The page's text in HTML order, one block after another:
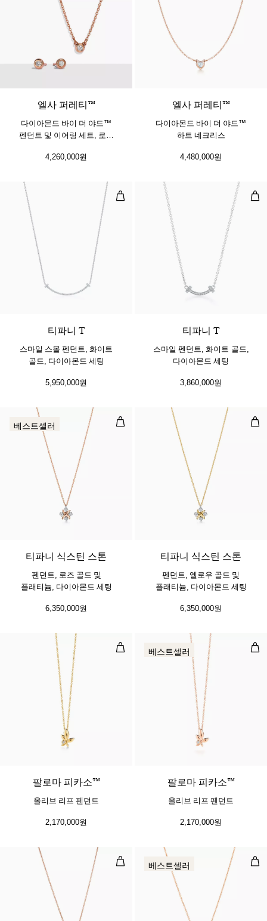
엘사 퍼레티™
다이아몬드 바이 더 야드™
펜던트 및 이어링 세트, 로즈
4,260,000원
엘사 퍼레티™
다이아몬드 바이 더 야드™
하트 네크리스
4,480,000원
스마일 스몰 펜던트, 화이트 골드,
3 소재
티파니 T
스마일 스몰 펜던트, 화이트
골드, 다이아몬드 세팅
5,950,000원
스
티파니 T
스마일 펜던트, 화이트 골드,
다이아몬드 세팅
3,860,000원
펜던트, 로즈 골드 및 플래티늄, 다
베스트셀러
티파니 식스틴 스톤
펜던트, 로즈 골드 및
플래티늄, 다이아몬드 세팅
6,350,000원
펜
티파니 식스틴 스톤
펜던트, 옐로우 골드 및
플래티늄, 다이아몬드 세팅
6,350,000원
올리브 리프 펜던트
2 소재
팔로마 피카소™
올리브 리프 펜던트
2,170,000원
올
베스트셀러
팔로마 피카소™
올리브 리프 펜던트
2,170,000원
오픈 하트 펜던트 오
베스트셀러